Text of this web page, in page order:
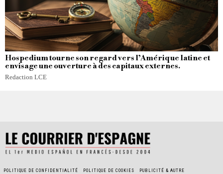
Hospedium tourne son regard vers l’Amérique latine et
envisage une ouverture à des capitaux externes.
Redaction LCE
POLITIQUE DE CONFIDENTIALITÉ POLITIQUE DE COOKIES PUBLICITÉ & AUTRE